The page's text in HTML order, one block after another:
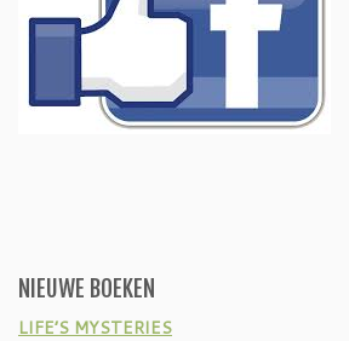
NIEUWE BOEKEN
LIFE’S MYSTERIES